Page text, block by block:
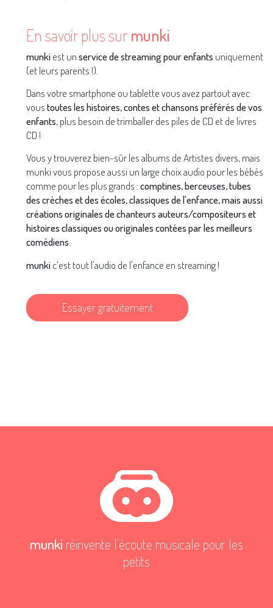
En savoir plus sur munki
munkiest unservice de streaming pour enfants uniquement
(et leurs parents !).
Dans votre smartphone ou tablette vous avez partout avec
voustoutes les histoires, contes et chansons préférés de vos
enfants, plus besoin de trimballer des piles de CD et de livres
CD !
Vous y trouverez bien-sûr les albums de Artistes divers, mais
munki vous propose aussi un large choix audio pour les bébés
comme pour les plus grands :comptines, berceuses, tubes
des crèches et des écoles, classiques de l'enfance, mais aussi
créations originales de chanteurs auteurs/compositeurs et
histoires classiques ou originales contées par les meilleurs
comédiens.
munkic'est tout l'audio de l'enfance en streaming !
Essayer gratuitement
munki réinvente l'écoute musicale pour les
petits